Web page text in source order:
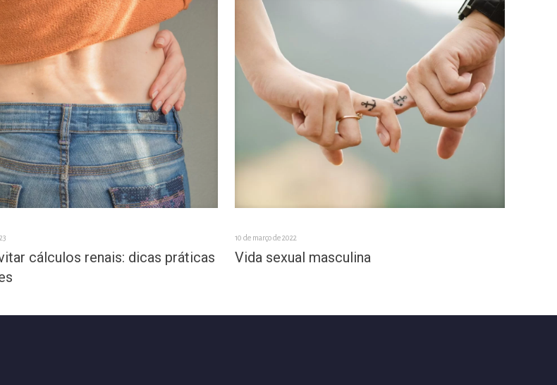
cálculos renais: dicas práticas
10 de março de 2022
Vida sexual masculina